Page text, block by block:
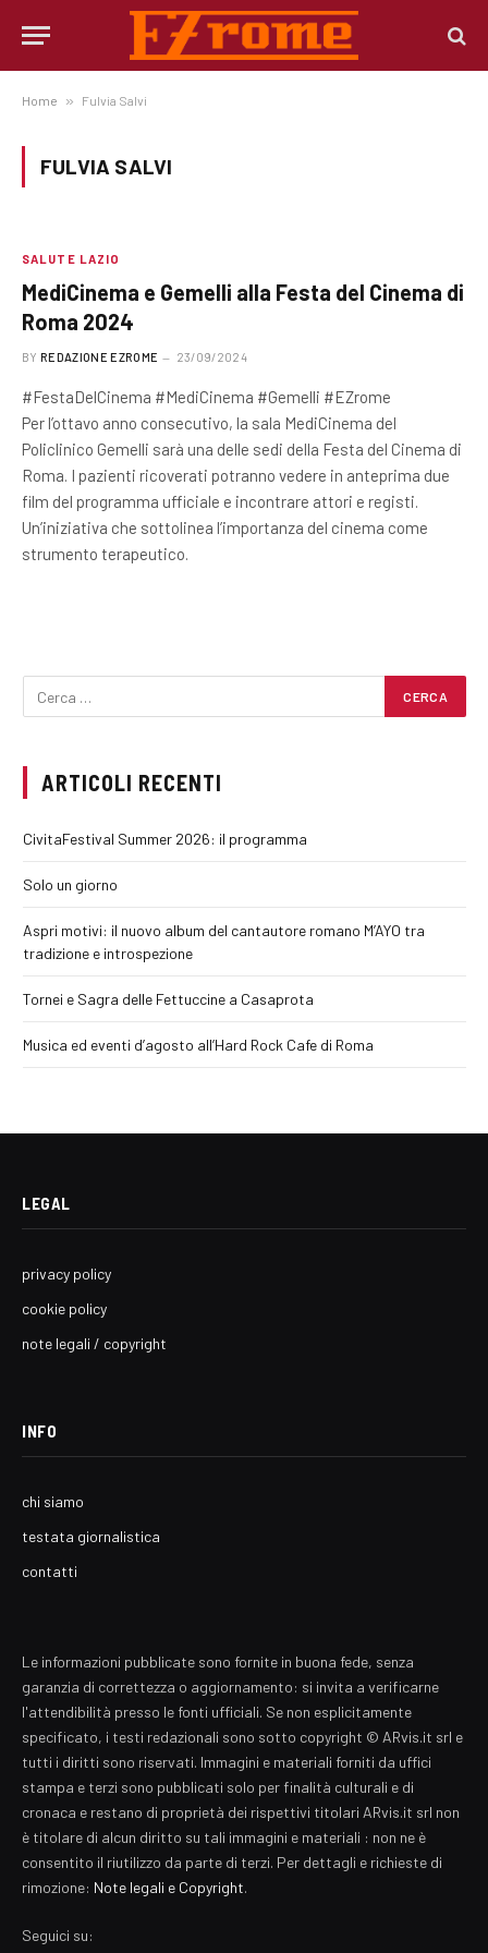
Home » Fulvia Salvi
FULVIA SALVI
SALUTE LAZIO
MediCinema e Gemelli alla Festa del Cinema di
Roma 2024
BY REDAZIONE EZROME 23/09/2024
#FestaDelCinema #MediCinema #Gemelli #EZrome
Per l’ottavo anno consecutivo, la sala MediCinema del
Policlinico Gemelli sarà una delle sedi della Festa del Cinema di
Roma. I pazienti ricoverati potranno vedere in anteprima due
film del programma ufficiale e incontrare attori e registi.
Un’iniziativa che sottolinea l’importanza del cinema come
strumento terapeutico.
ARTICOLI RECENTI
CivitaFestival Summer 2026: il programma
Solo un giorno
Aspri motivi: il nuovo album del cantautore romano M’AYO tra
tradizione e introspezione
Tornei e Sagra delle Fettuccine a Casaprota
Musica ed eventi d’agosto all’Hard Rock Cafe di Roma
LEGAL
privacy policy
cookie policy
note legali / copyright
INFO
chi siamo
testata giornalistica
contatti
Le informazioni pubblicate sono fornite in buona fede, senza
garanzia di correttezza o aggiornamento: si invita a verificarne
l'attendibilità presso le fonti ufficiali. Se non esplicitamente
specificato, i testi redazionali sono sotto copyright © ARvis.it srl e
tutti i diritti sono riservati. Immagini e materiali forniti da uffici
stampa e terzi sono pubblicati solo per finalità culturali e di
cronaca e restano di proprietà dei rispettivi titolari ARvis.it srl non
è titolare di alcun diritto su tali immagini e materiali : non ne è
consentito il riutilizzo da parte di terzi. Per dettagli e richieste di
rimozione: Note legali e Copyright.
Seguici su: